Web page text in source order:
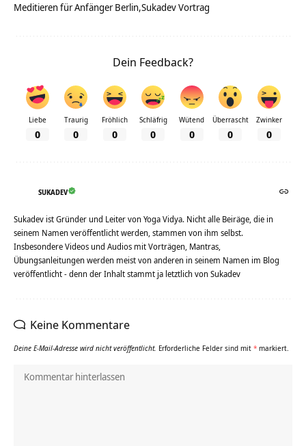
Meditieren für Anfänger Berlin Sukadev Vortrag
Dein Feedback?
Liebe
0
Traurig
0
Fröhlich
0
Schläfrig
0
Wütend
0
Überrascht
0
Zwinker
0
SUKADEV
Sukadev ist Gründer und Leiter von Yoga Vidya. Nicht alle Beiräge, die in
seinem Namen veröffentlicht werden, stammen von ihm selbst.
Insbesondere Videos und Audios mit Vorträgen, Mantras,
Übungsanleitungen werden meist von anderen in seinem Namen im Blog
veröffentlicht - denn der Inhalt stammt ja letztlich von Sukadev
Keine Kommentare
Deine E-Mail-Adresse wird nicht veröffentlicht. Erforderliche Felder sind mit * markiert.